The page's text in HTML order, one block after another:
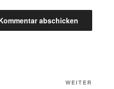
WEITER